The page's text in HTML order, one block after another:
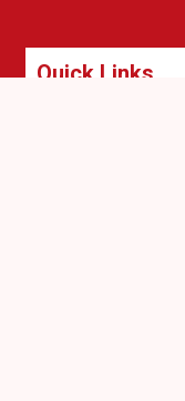
Quick Links